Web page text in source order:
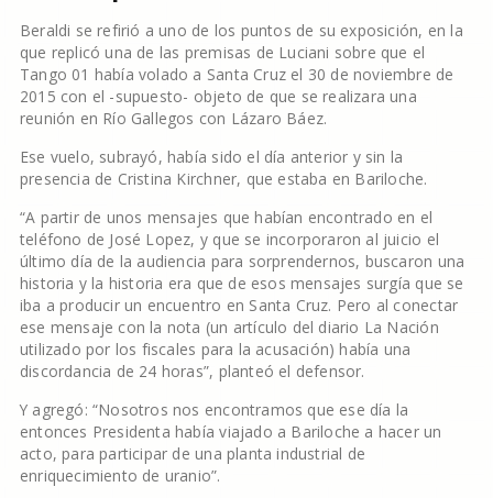
Beraldi se refirió a uno de los puntos de su exposición, en la
que replicó una de las premisas de Luciani sobre que el
Tango 01 había volado a Santa Cruz el 30 de noviembre de
2015 con el -supuesto- objeto de que se realizara una
reunión en Río Gallegos con Lázaro Báez.
Ese vuelo, subrayó, había sido el día anterior y sin la
presencia de Cristina Kirchner, que estaba en Bariloche.
“A partir de unos mensajes que habían encontrado en el
teléfono de José Lopez, y que se incorporaron al juicio el
último día de la audiencia para sorprendernos, buscaron una
historia y la historia era que de esos mensajes surgía que se
iba a producir un encuentro en Santa Cruz. Pero al conectar
ese mensaje con la nota (un artículo del diario La Nación
utilizado por los fiscales para la acusación) había una
discordancia de 24 horas”, planteó el defensor.
Y agregó: “Nosotros nos encontramos que ese día la
entonces Presidenta había viajado a Bariloche a hacer un
acto, para participar de una planta industrial de
enriquecimiento de uranio”.